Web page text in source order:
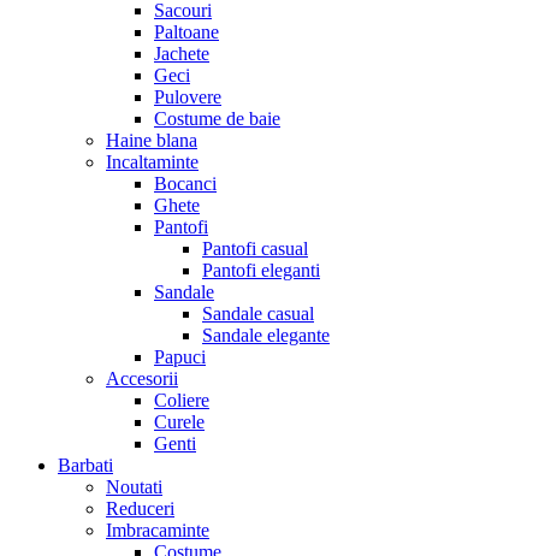
Sacouri
Paltoane
Jachete
Geci
Pulovere
Costume de baie
Haine blana
Incaltaminte
Bocanci
Ghete
Pantofi
Pantofi casual
Pantofi eleganti
Sandale
Sandale casual
Sandale elegante
Papuci
Accesorii
Coliere
Curele
Genti
Barbati
Noutati
Reduceri
Imbracaminte
Costume